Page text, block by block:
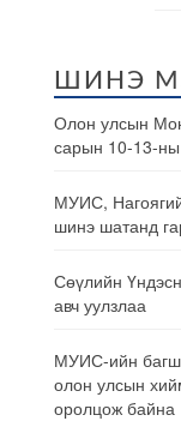
ШИНЭ
Олон улсын
сарын 10-13-ны
МУИС,
шинэ шатанд
Сөүлийн
авч уулзлаа
МУИС-ийн багш
олон улсын
оролцож байна